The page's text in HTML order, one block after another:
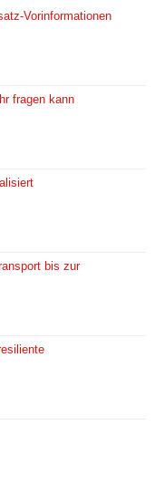
Vorinformationen
fragen kann
bis zur